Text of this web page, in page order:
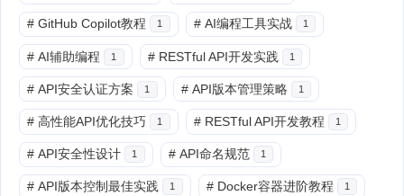
# GitHub Copilot教程 1 # AI编程工具实战 1
# AI辅助编程 1 # RESTful API开发实践 1
# API安全认证方案 1 # API版本管理策略 1
# 高性能API优化技巧 1 # RESTful API开发教程 1
# API安全性设计 1 # API命名规范 1
# API版本控制最佳实践 1 # Docker容器进阶教程 1